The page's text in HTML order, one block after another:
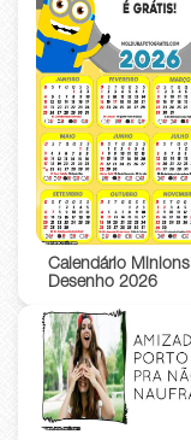
Calendário Minions
Desenho 2026